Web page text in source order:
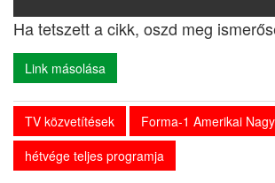
Ha tetszett a cikk, oszd meg
Link másolása
TV közvetítések
Forma-1 Amerikai
hétvége teljes programja